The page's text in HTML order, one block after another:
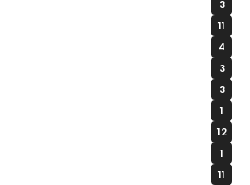
3
11
4
3
3
1
12
1
11